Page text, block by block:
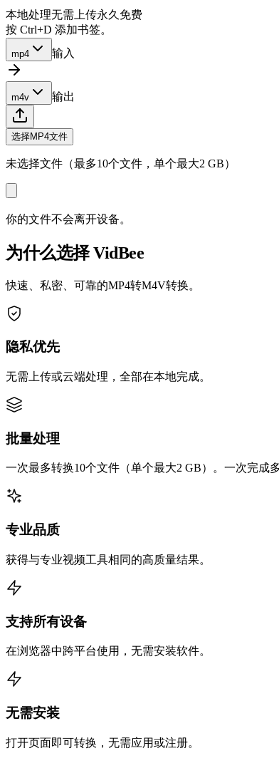
本地处理无需上传永久免费
按 Ctrl+D 添加书签。
mp4 输入
m4v 输出
选择MP4文件
未选择文件（最多10个文件，单个最大2 GB）
你的文件不会离开设备。
为什么选择 VidBee
快速、私密、可靠的MP4转M4V转换。
隐私优先
无需上传或云端处理，全部在本地完成。
批量处理
一次最多转换10个文件（单个最大2 GB）。一次完成
专业品质
获得与专业视频工具相同的高质量结果。
支持所有设备
在浏览器中跨平台使用，无需安装软件。
无需安装
打开页面即可转换，无需应用或注册。